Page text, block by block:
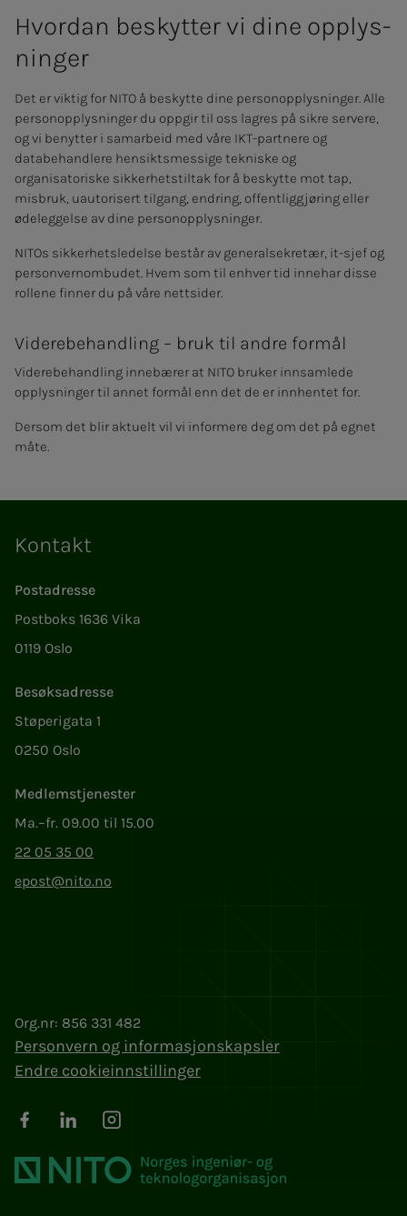
Hvor­­­­­dan be­­­skyt­­­ter vi dine opp­lys­­­
nin­­­ger
Det er viktig for NITO å beskytte dine personopplysninger. Alle
personopplysninger du oppgir til oss lagres på sikre servere,
og vi benytter i samarbeid med våre IKT-partnere og
databehandlere hensiktsmessige tekniske og
organisatoriske sikkerhetstiltak for å beskytte mot tap,
misbruk, uautorisert tilgang, endring, offentliggjøring eller
ødeleggelse av dine personopplysninger.
NITOs sikkerhetsledelse består av generalsekretær, it-sjef og
personvernombudet. Hvem som til enhver tid innehar disse
rollene finner du på våre nettsider.
Viderebehandling – bruk til andre formål
Viderebehandling innebærer at NITO bruker innsamlede
opplysninger til annet formål enn det de er innhentet for.
Dersom det blir aktuelt vil vi informere deg om det på egnet
måte.
Kontakt
Postadresse
Postboks 1636 Vika
0119 Oslo
Besøksadresse
Støperigata 1
0250 Oslo
Medlemstjenester
Ma.–fr. 09.00 til 15.00
22 05 35 00
epost@nito.no
Org.nr: 856 331 482
Personvern og informasjonskapsler
Endre cookieinnstillinger
FacebookLinkedInInstagram